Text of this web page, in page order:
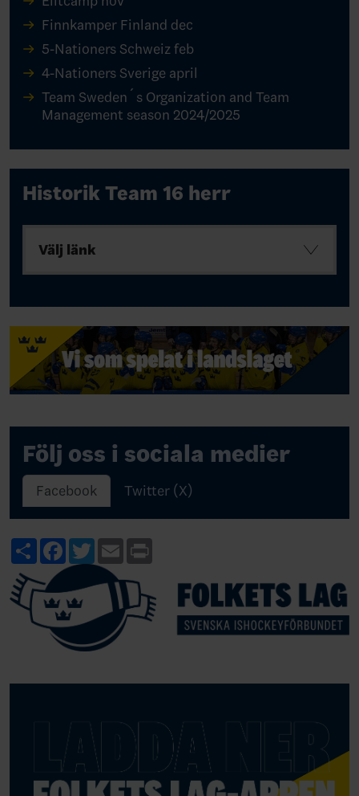
Finnkamper Finland dec
5-Nationers Schweiz feb
4-Nationers Sverige april
Team Sweden´s Organization and Team
Management season 2024/2025
Historik Team 16 herr
Välj länk
Följ oss i sociala medier
Facebook Twitter (X)
ShareFacebook
TwitterEmail